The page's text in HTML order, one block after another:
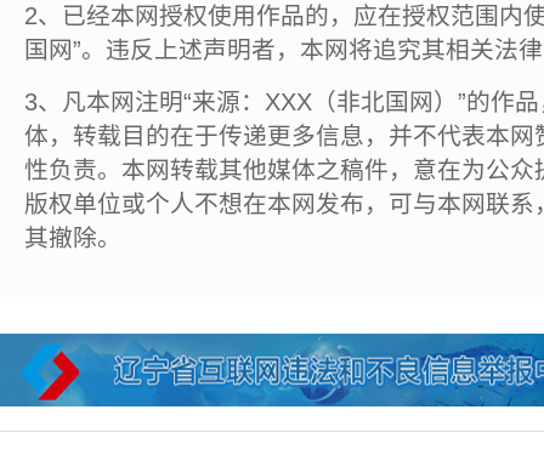
2、已经本网授权使用作品的，应在授权范围内
国网”。违反上述声明者，本网将追究其相关法
3、凡本网注明“来源：XXX（非北国网）”的作
体，转载目的在于传递更多信息，并不代表本
性负责。本网转载其他媒体之稿件，意在为公
版权单位或个人不想在本网发布，可与本网联
其撤除。